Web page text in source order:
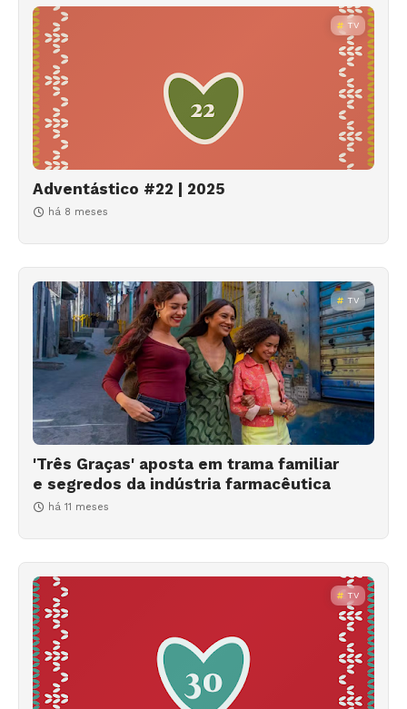
TV
Adventástico #22 | 2025
há 8 meses
TV
'Três Graças' aposta em trama familiar
e segredos da indústria farmacêutica
há 11 meses
TV